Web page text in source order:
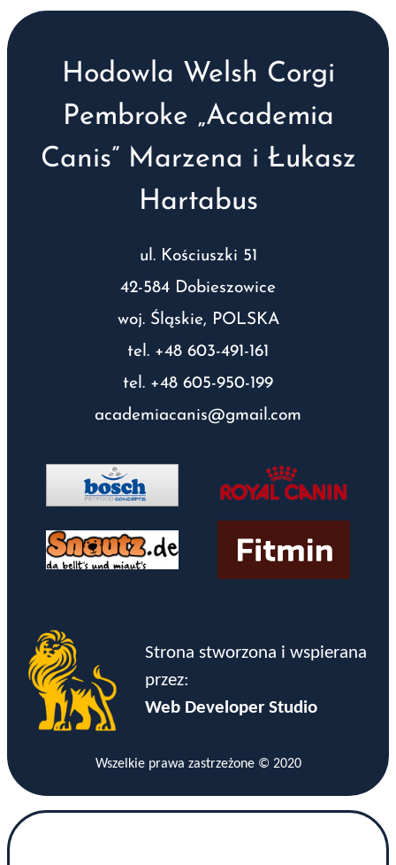
Hodowla Welsh Corgi
Pembroke „Academia
Canis” Marzena i Łukasz
Hartabus
ul. Kościuszki 51
42-584 Dobieszowice
woj. Śląskie, POLSKA
tel. +48 603-491-161
tel. +48 605-950-199
academiacanis@gmail.com
Strona stworzona i wspierana
przez:
Web Developer Studio
Wszelkie prawa zastrzeżone © 2020